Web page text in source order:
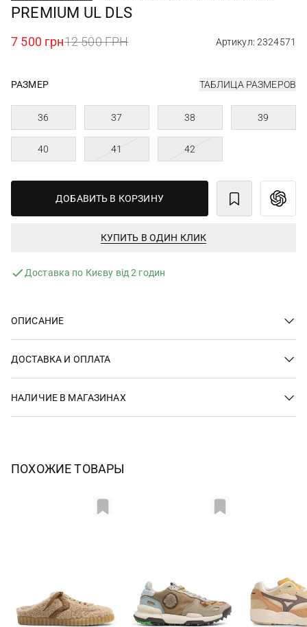
PREMIUM UL DLS
7 500 грн12 500 ГРН Артикул: 2324571
РАЗМЕР ТАБЛИЦА РАЗМЕРОВ
36 37 38 39
40 41 42
ДОБАВИТЬ В КОРЗИНУ
КУПИТЬ В ОДИН КЛИК
Доставка по Києву від 2 годин
ОПИСАНИЕ
ДОСТАВКА И ОПЛАТА
НАЛИЧИЕ В МАГАЗИНАХ
ПОХОЖИЕ ТОВАРЫ